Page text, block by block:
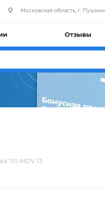
Московская область, г.
Отзывы
110 MDV 13